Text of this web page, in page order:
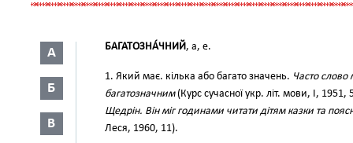
А
Б
В
БАГАТОЗНА́ЧНИЙ, а, е.
1. Який має. кілька або багато значень. Часто
багатозначним(Курс сучасної укр. літ. мови, І, 1951,
Щедрін. Він міг годинами читати дітям казки та
Леся, 1960, 11).